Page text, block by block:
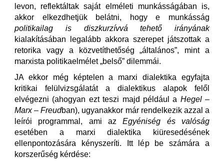
levon, reflektáltak saját elméleti munkásságában is,
akkor elkezdhetjük belátni, hogy e munkásság
politikailag is diszkurzívvá tehető irányának
kialakításában legalább akkora szerepet játszottak a
retorika vagy a közvetíthetőség „általános”, mint a
marxista politikaelmélet „belső” dilemmái.
JA ekkor még képtelen a marxi dialektika egyfajta
kritikai felülvizsgálatát a dialektikus alapok felől
elvégezni (ahogyan ezt teszi majd például a Hegel –
Marx–Freudban), ugyanakkor már rendelkezik azzal a
leírói programmal, ami azEgyéniség és valóság
esetében a marxi dialektika kiüresedésének
ellenpontozására kényszeríti. Itt lép be számára a
korszerűség kérdése: